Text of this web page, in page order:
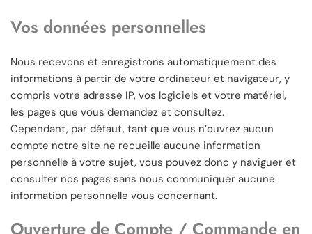
Vos données personnelles
Nous recevons et enregistrons automatiquement des
informations à partir de votre ordinateur et navigateur, y
compris votre adresse IP, vos logiciels et votre matériel,
les pages que vous demandez et consultez.
Cependant, par défaut, tant que vous n’ouvrez aucun
compte notre site ne recueille aucune information
personnelle à votre sujet, vous pouvez donc y naviguer et
consulter nos pages sans nous communiquer aucune
information personnelle vous concernant.
Ouverture de Compte / Commande en